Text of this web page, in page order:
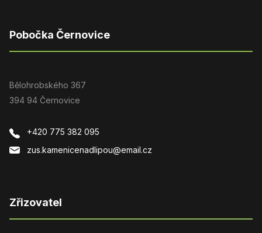
Pobočka Černovice
Bělohrobského 367
394 94 Černovice
+420 775 382 095
zus.kamenicenadlipou@email.cz
Zřizovatel